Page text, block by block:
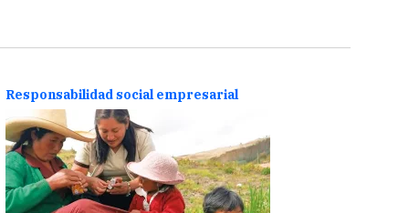
Responsabilidad social empresarial